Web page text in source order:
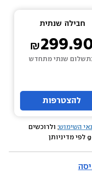
חבילה שנתית
שנתי מתחדש
להצטרפות
השימוש; ולרוכשים